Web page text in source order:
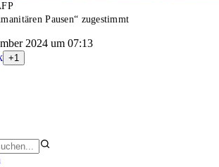
Pausen“ zugestimmt
2024 um 07:13
+1